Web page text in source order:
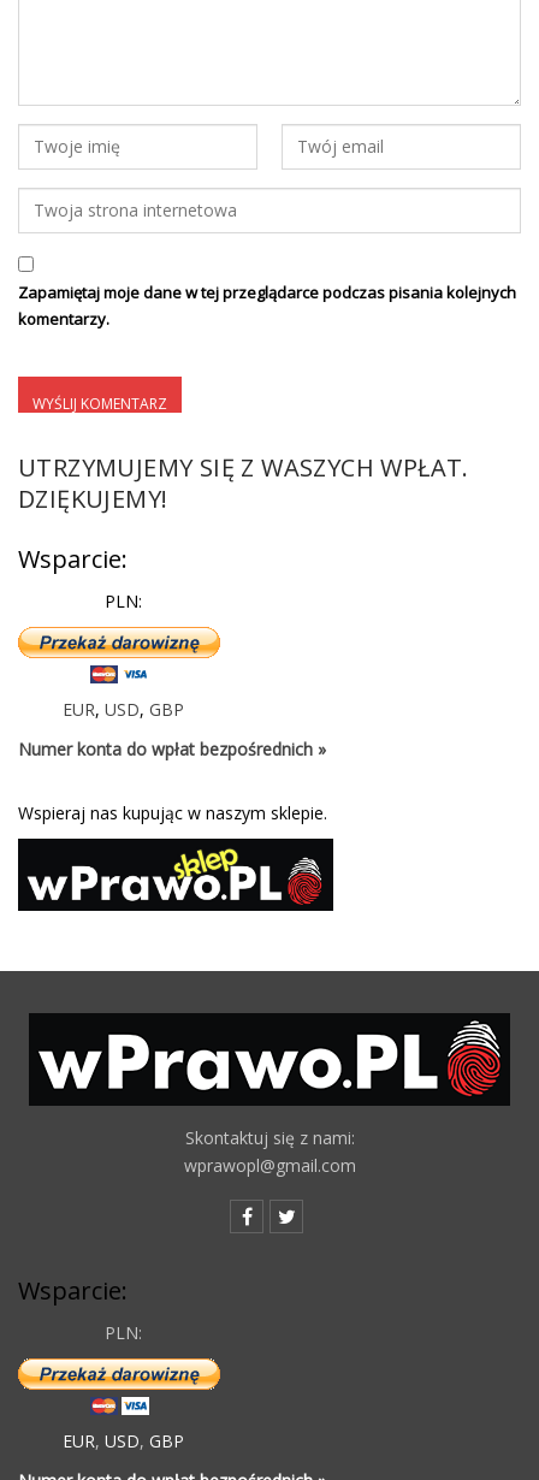
Zapamiętaj moje dane w tej przeglądarce podczas pisania kolejnych
komentarzy.
UTRZYMUJEMY SIĘ Z WASZYCH WPŁAT.
DZIĘKUJEMY!
Wsparcie:
PLN:
EUR, USD, GBP
Numer konta do wpłat bezpośrednich »
Wspieraj nas kupując w naszym sklepie.
Skontaktuj się z nami:
wprawopl@gmail.com
Wsparcie:
PLN:
EUR, USD, GBP